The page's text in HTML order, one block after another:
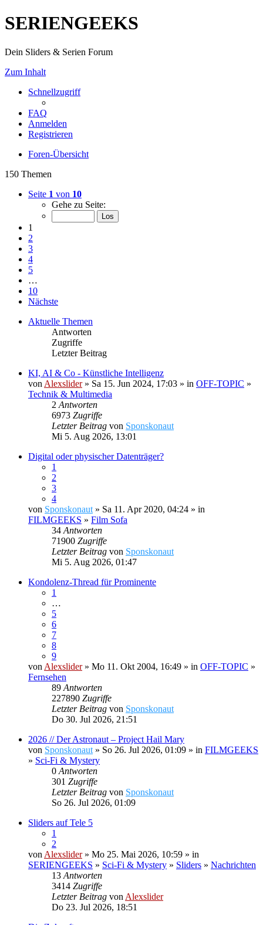
SERIENGEEKS
Dein Sliders & Serien Forum
Zum Inhalt
Schnellzugriff
FAQ
Anmelden
Registrieren
Foren-Übersicht
150 Themen
Seite 1 von 10
Gehe zu Seite:
1
2
3
4
5
…
10
Nächste
Aktuelle Themen
Antworten
Zugriffe
Letzter Beitrag
KI, AI & Co - Künstliche Intelligenz
von Alexslider» Sa 15. Jun 2024, 17:03 » in OFF-TOPIC »
Technik & Multimedia
2 Antworten
6973 Zugriffe
Letzter Beitrag von Sponskonaut
Mi 5. Aug 2026, 13:01
Digital oder physischer Datenträger?
1
2
3
4
von Sponskonaut » Sa 11. Apr 2020, 04:24 » in
FILMGEEKS » Film Sofa
34 Antworten
71900 Zugriffe
Letzter Beitrag von Sponskonaut
Mi 5. Aug 2026, 01:47
Kondolenz-Thread für Prominente
1
…
5
6
7
8
9
von Alexslider» Mo 11. Okt 2004, 16:49 » in OFF-TOPIC »
Fernsehen
89 Antworten
227890 Zugriffe
Letzter Beitrag von Sponskonaut
Do 30. Jul 2026, 21:51
2026 // Der Astronaut – Project Hail Mary
von Sponskonaut » So 26. Jul 2026, 01:09 » in FILMGEEKS
» Sci-Fi & Mystery
0 Antworten
301 Zugriffe
Letzter Beitrag von Sponskonaut
So 26. Jul 2026, 01:09
Sliders auf Tele 5
1
2
von Alexslider» Mo 25. Mai 2026, 10:59 » in
SERIENGEEKS » Sci-Fi & Mystery » Sliders » Nachrichten
13 Antworten
3414 Zugriffe
Letzter Beitrag von Alexslider
Do 23. Jul 2026, 18:51